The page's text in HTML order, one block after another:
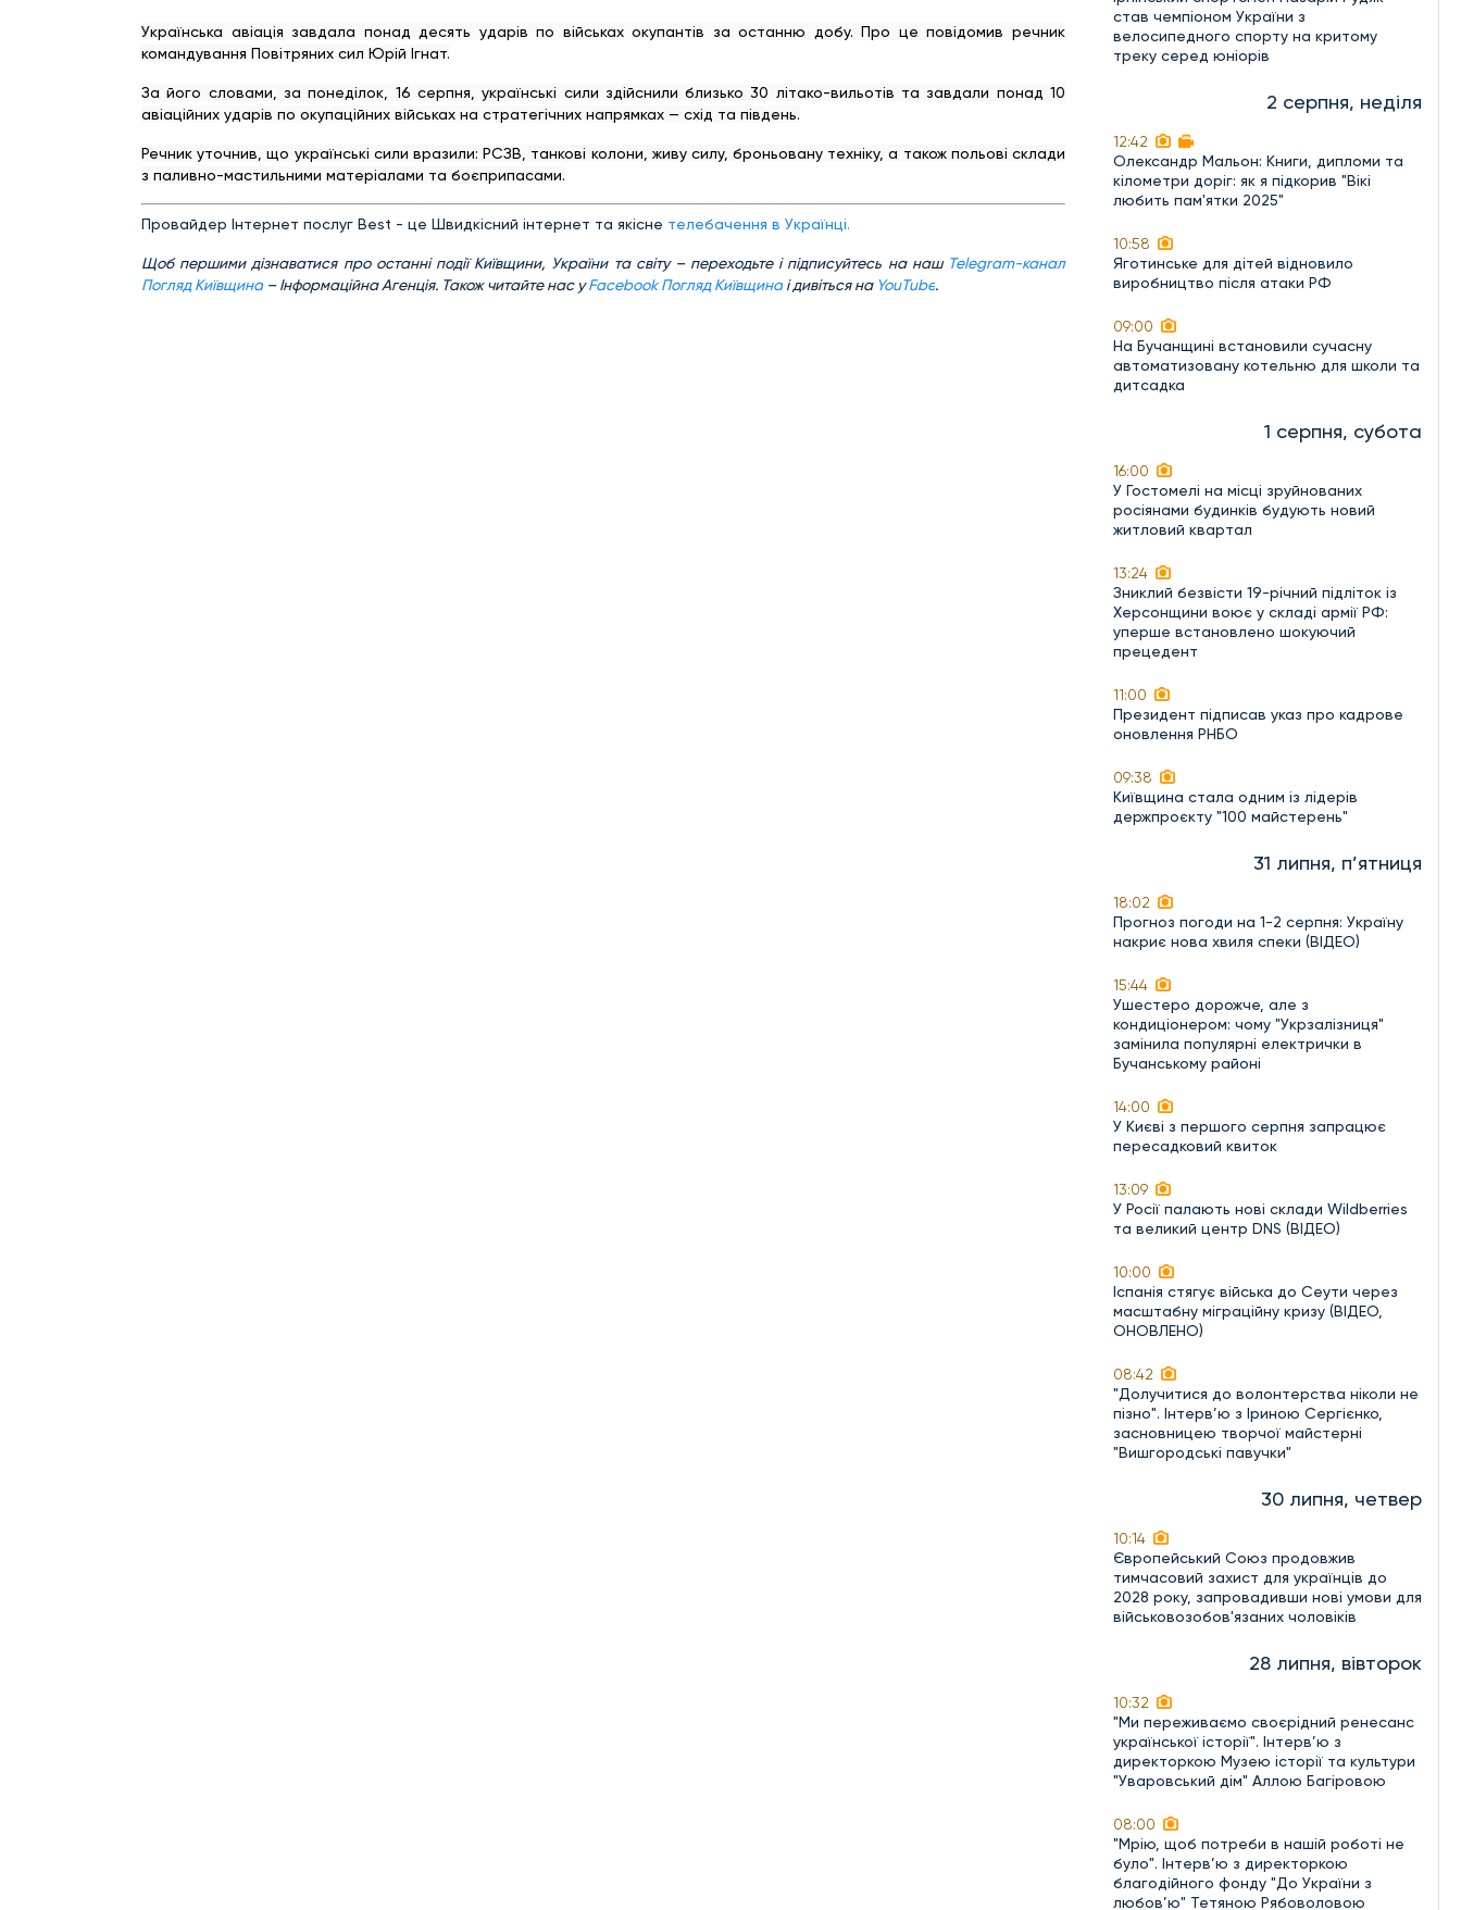
Українська авіація завдала понад десять ударів по військах окупантів за останню добу. Про це повідомив речник
командування Повітряних сил Юрій Ігнат.
За його словами, за понеділок, 16 серпня, українські сили здійснили близько 30 літако-вильотів та завдали понад 10
авіаційних ударів по окупаційних військах на стратегічних напрямках — схід та південь.
Речник уточнив, що українські сили вразили: РСЗВ, танкові колони, живу силу, броньовану техніку, а також польові склади
з паливно-мастильними матеріалами та боєприпасами.
Провайдер Інтернет послуг Best - це Швидкісний інтернет та якісне телебачення в Українці.
Щоб першими дізнаватися про останні події Київщини, України та світу – переходьте і підписуйтесь на наш Telegram-канал
Погляд Київщина – Інформаційна Агенція. Також читайте нас уFacebook Погляд Київщина і дивіться на YouTube.
став чемпіоном України з
велосипедного спорту на критому
треку серед юніорів
2 серпня, неділя
12:42
Олександр Мальон: Книги, дипломи та
кілометри доріг: як я підкорив "Вікі
любить пам'ятки 2025"
10:58
Яготинське для дітей відновило
виробництво після атаки РФ
09:00
На Бучанщині встановили сучасну
автоматизовану котельню для школи та
дитсадка
1 серпня, субота
16:00
У Гостомелі на місці зруйнованих
росіянами будинків будують новий
житловий квартал
13:24
Зниклий безвісти 19-річний підліток із
Херсонщини воює у складі армії РФ:
уперше встановлено шокуючий
прецедент
11:00
Президент підписав указ про кадрове
оновлення РНБО
09:38
Київщина стала одним із лідерів
держпроєкту "100 майстерень"
31 липня, п’ятниця
18:02
Прогноз погоди на 1-2 серпня: Україну
накриє нова хвиля спеки (ВІДЕО)
15:44
Ушестеро дорожче, але з
кондиціонером: чому "Укрзалізниця"
замінила популярні електрички в
Бучанському районі
14:00
У Києві з першого серпня запрацює
пересадковий квиток
13:09
У Росії палають нові склади Wildberries
та великий центр DNS (ВІДЕО)
10:00
Іспанія стягує війська до Сеути через
масштабну міграційну кризу (ВІДЕО,
ОНОВЛЕНО)
08:42
"Долучитися до волонтерства ніколи не
пізно". Інтерв’ю з Іриною Сергієнко,
засновницею творчої майстерні
"Вишгородські павучки"
30 липня, четвер
10:14
Європейський Союз продовжив
тимчасовий захист для українців до
2028 року, запровадивши нові умови для
військовозобов'язаних чоловіків
28 липня, вівторок
10:32
"Ми переживаємо своєрідний ренесанс
української історії". Інтерв’ю з
директоркою Музею історії та культури
"Уваровський дім" Аллою Багіровою
08:00
"Мрію, щоб потреби в нашій роботі не
було". Інтерв’ю з директоркою
благодійного фонду "До України з
любов’ю" Тетяною Рябоволовою